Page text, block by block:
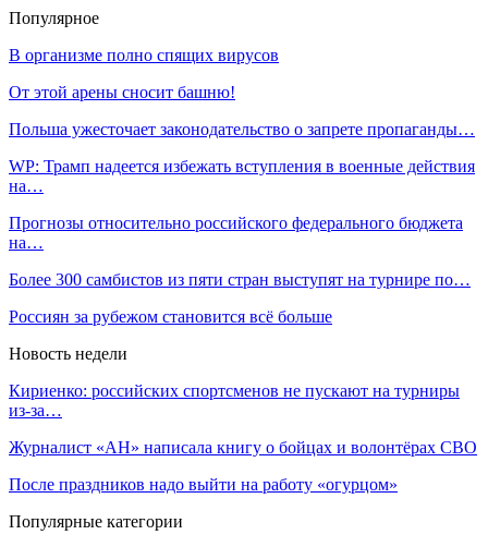
Популярное
В организме полно спящих вирусов
От этой арены сносит башню!
Польша ужесточает законодательство о запрете пропаганды…
WP: Трамп надеется избежать вступления в военные действия
на…
Прогнозы относительно российского федерального бюджета
на…
Более 300 самбистов из пяти стран выступят на турнире по…
Россиян за рубежом становится всё больше
Новость недели
Кириенко: российских спортсменов не пускают на турниры
из-за…
Журналист «АН» написала книгу о бойцах и волонтёрах СВО
После праздников надо выйти на работу «огурцом»
Популярные категории